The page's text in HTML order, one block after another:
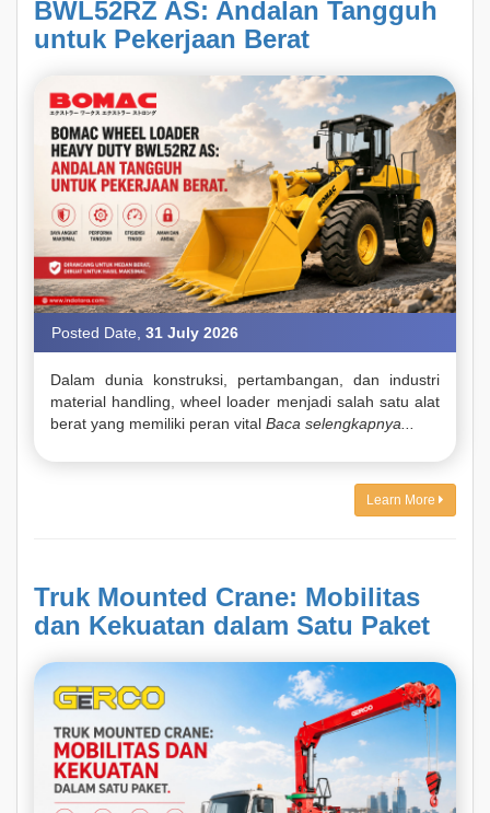
BWL52RZ AS: Andalan Tangguh
untuk Pekerjaan Berat
Posted Date, 31 July 2026
Dalam dunia konstruksi, pertambangan, dan industri
material handling, wheel loader menjadi salah satu alat
berat yang memiliki peran vital Baca selengkapnya...
Learn More
Truk Mounted Crane: Mobilitas
dan Kekuatan dalam Satu Paket